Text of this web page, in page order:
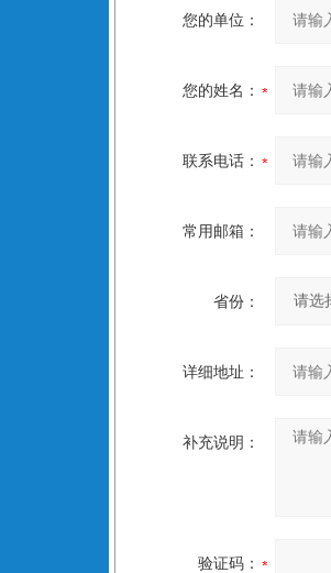
您的单位：
您的姓名：
联系电话：
常用邮箱：
省份：
详细地址：
补充说明：
验证码：